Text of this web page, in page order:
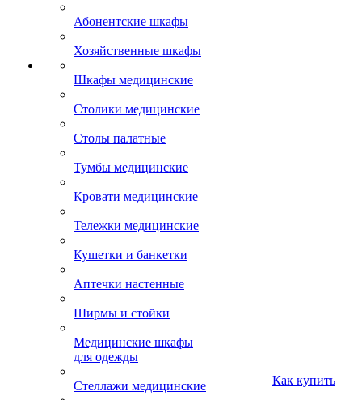
Абонентские шкафы
Хозяйственные шкафы
Шкафы медицинские
Столики медицинские
Столы палатные
Тумбы медицинские
Кровати медицинские
Тележки медицинские
Кушетки и банкетки
Аптечки настенные
Ширмы и стойки
Медицинские шкафы
для одежды
Стеллажи медицинские
Как купить